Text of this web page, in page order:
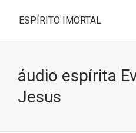
ESPÍRITO IMORTAL
áudio espírita
Jesus